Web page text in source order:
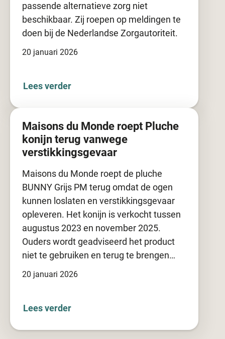
20 januari 2026
passende alternatieve zorg niet
beschikbaar. Zij roepen op meldingen te
doen bij de Nederlandse Zorgautoriteit.
Lees verder
Maisons du Monde roept Pluche
konijn terug vanwege
verstikkingsgevaar
20 januari 2026
Maisons du Monde roept de pluche
BUNNY Grijs PM terug omdat de ogen
kunnen loslaten en verstikkingsgevaar
opleveren. Het konijn is verkocht tussen
augustus 2023 en november 2025.
Ouders wordt geadviseerd het product
niet te gebruiken en terug te brengen…
Lees verder